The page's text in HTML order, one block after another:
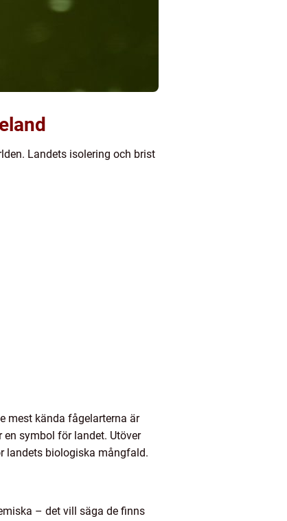
Landets isolering och brist
mest kända fågelarterna är
symbol för landet. Utöver
landets biologiska mångfald.
– det vill säga de finns